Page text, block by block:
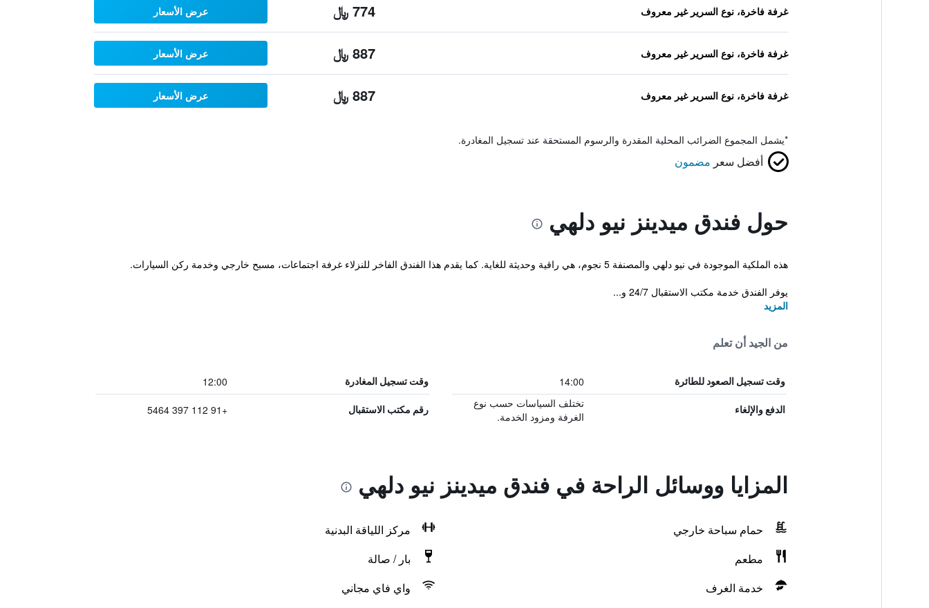
غرفة فاخرة، نوع السرير غير معروف 774 ﷼ عرض الأسعار
غرفة فاخرة، نوع السرير غير معروف 887 ﷼ عرض الأسعار
غرفة فاخرة، نوع السرير غير معروف 887 ﷼ عرض الأسعار
*يشمل المجموع الضرائب المحلية المقدرة والرسوم المستحقة عند تسجيل المغادرة.
أفضل سعر مضمون
حول فندق ميدينز نيو دلهي
هذه الملكية الموجودة في نيو دلهي والمصنفة 5 نجوم، هي راقية وحديثة للغاية. كما يقدم هذا الفندق الفاخر للنزلاء غرفة اجتماعات، مسبح خارجي وخدمة ركن السيارات.
يوفر الفندق خدمة مكتب الاستقبال 24/7 و...
المزيد
من الجيد أن تعلم
وقت تسجيل الصعود للطائرة 14:00 وقت تسجيل المغادرة 12:00
الدفع والإلغاء
تختلف السياسات حسب نوع
الغرفة ومزود الخدمة.
رقم مكتب الاستقبال +91 112 397 5464
المزايا ووسائل الراحة في فندق ميدينز نيو دلهي
حمام سباحة خارجي
مركز اللياقة البدنية
مطعم
بار / صالة
خدمة الغرف
واي فاي مجاني